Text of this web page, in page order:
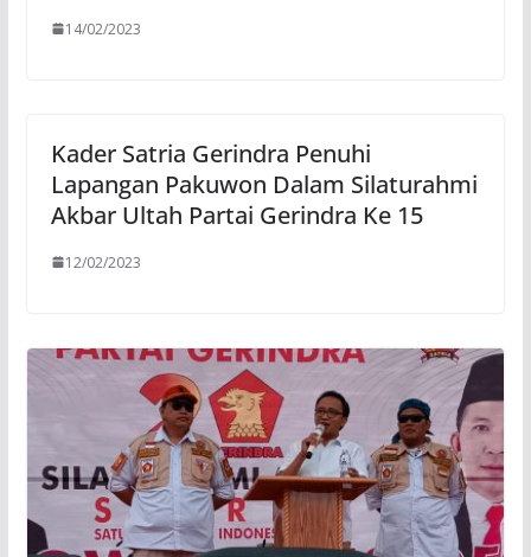
14/02/2023
Kader Satria Gerindra Penuhi
Lapangan Pakuwon Dalam Silaturahmi
Akbar Ultah Partai Gerindra Ke 15
12/02/2023